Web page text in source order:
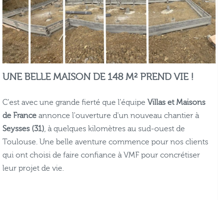
UNE BELLE MAISON DE 148 M² PREND VIE !
C'est avec une grande fierté que l'équipe Villas et Maisons
de France annonce l'ouverture d'un nouveau chantier à
Seysses (31), à quelques kilomètres au sud-ouest de
Toulouse. Une belle aventure commence pour nos clients
qui ont choisi de faire confiance à VMF pour concrétiser
leur projet de vie.